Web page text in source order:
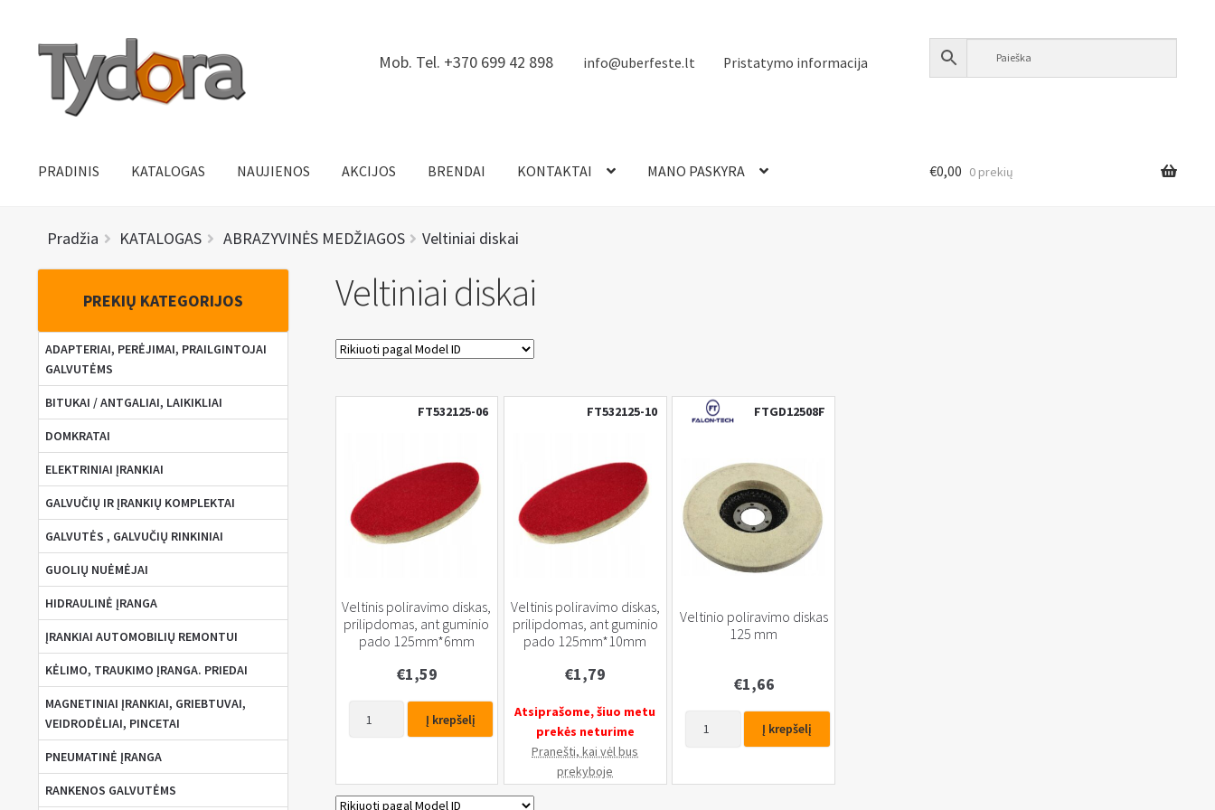
Pereiti
meniu
Pereiti
turinio
Mob. Tel. +370 699 42 898 info@uberfeste.lt Pristatymo informacija
PRADINIS KATALOGAS NAUJIENOS AKCIJOS BRENDAI KONTAKTAI MANO PASKYRA €0,00 0 prekių
Pradžia KATALOGAS ABRAZYVINĖS MEDŽIAGOS Veltiniai diskai
Veltiniai diskai
FT532125-06
Veltinis poliravimo diskas,
prilipdomas, ant guminio
pado 125mm*6mm
€1,59
diskas,
Į krepšelį
FT532125-10
Veltinis poliravimo diskas,
prilipdomas, ant guminio
pado 125mm*10mm
€1,79
Atsiprašome, šiuo metu
prekės neturime
Pranešti, kai vėl bus
prekyboje
FTGD12508F
Veltinio poliravimo diskas
125 mm
€1,66
poliravimo
Į krepšelį
PREKIŲ KATEGORIJOS
ADAPTERIAI, PERĖJIMAI, PRAILGINTOJAI
GALVUTĖMS
BITUKAI / ANTGALIAI, LAIKIKLIAI
DOMKRATAI
ELEKTRINIAI ĮRANKIAI
GALVUČIŲ IR ĮRANKIŲ KOMPLEKTAI
GALVUTĖS , GALVUČIŲ RINKINIAI
GUOLIŲ NUĖMĖJAI
HIDRAULINĖ ĮRANGA
ĮRANKIAI AUTOMOBILIŲ REMONTUI
KĖLIMO, TRAUKIMO ĮRANGA. PRIEDAI
MAGNETINIAI ĮRANKIAI, GRIEBTUVAI,
VEIDRODĖLIAI, PINCETAI
PNEUMATINĖ ĮRANGA
RANKENOS GALVUTĖMS